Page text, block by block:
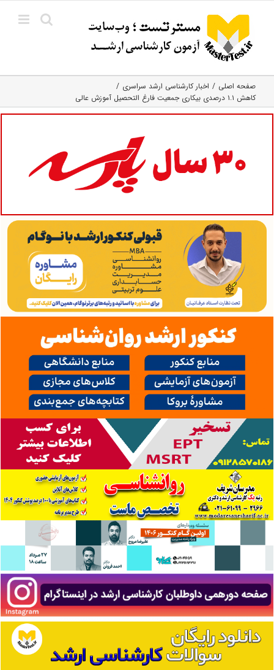
content
صفحه اصلی
اخبار کارشناسی ارشد سراسری
کاهش ۱.۱ درصدی بیکاری جمعیت فارغ التحصیل آموزش عالی